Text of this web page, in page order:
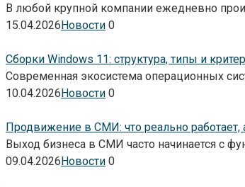
В любой крупной компании ежедневно
15.04.2026Новости 0
Сборки Windows 11: структура, типы и
Современная экосистема операционных
10.04.2026Новости 0
Продвижение в СМИ: что реально работает,
Выход бизнеса в СМИ часто начинается с
09.04.2026Новости 0